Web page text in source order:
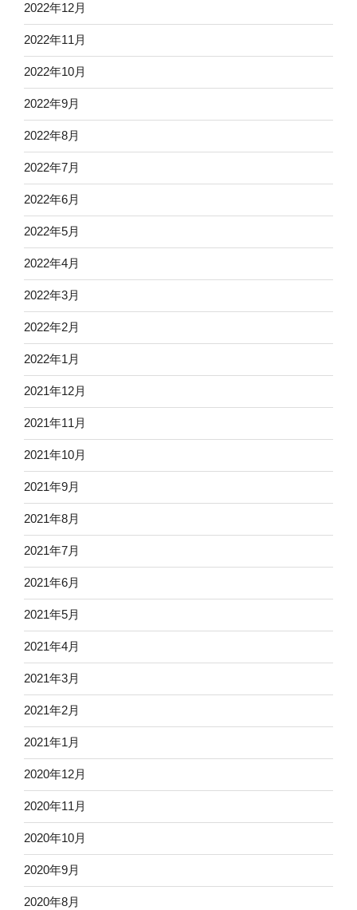
2022年12月
2022年11月
2022年10月
2022年9月
2022年8月
2022年7月
2022年6月
2022年5月
2022年4月
2022年3月
2022年2月
2022年1月
2021年12月
2021年11月
2021年10月
2021年9月
2021年8月
2021年7月
2021年6月
2021年5月
2021年4月
2021年3月
2021年2月
2021年1月
2020年12月
2020年11月
2020年10月
2020年9月
2020年8月